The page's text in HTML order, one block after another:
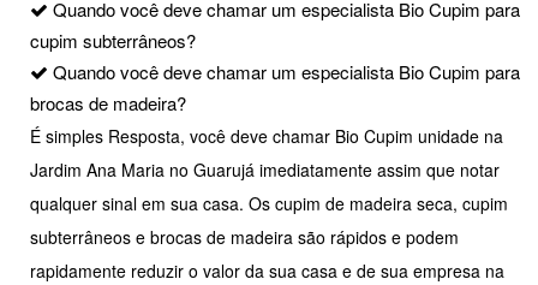
Quando você deve chamar um especialista Bio Cupim para
cupim subterrâneos?
Quando você deve chamar um especialista Bio Cupim para
brocas de madeira?
É simples Resposta, você deve chamar Bio Cupim unidade na
Jardim Ana Maria no Guarujá imediatamente assim que notar
qualquer sinal em sua casa. Os cupim de madeira seca, cupim
subterrâneos e brocas de madeira são rápidos e podem
rapidamente reduzir o valor da sua casa e de sua empresa na